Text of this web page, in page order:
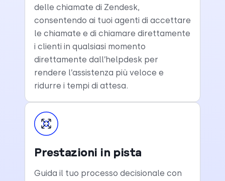
delle chiamate di Zendesk,
consentendo ai tuoi agenti di accettare
le chiamate e di chiamare direttamente
i clienti in qualsiasi momento
direttamente dall’helpdesk per
rendere l’assistenza più veloce e
ridurre i tempi di attesa.
Prestazioni in pista
Guida il tuo processo decisionale con